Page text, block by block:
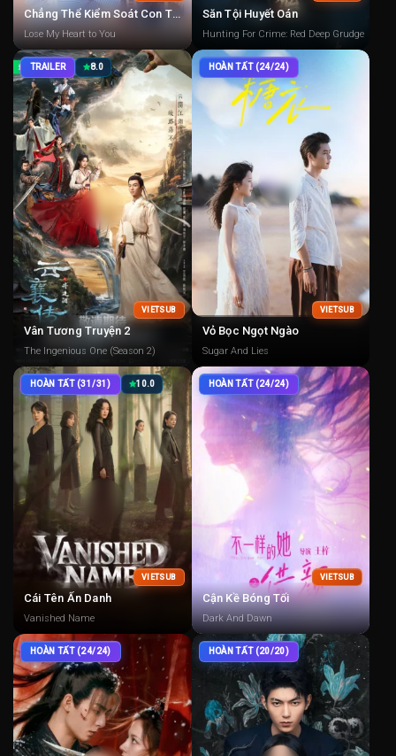
Lose My Heart to You
Săn Tội Huyết Oán
Hunting For Crime: Red Deep Grudge
TRAILER 8.0
VIETSUB
Vân Tương Truyện 2
The Ingenious One (Season 2)
HOÀN TẤT (24/24)
VIETSUB
Vỏ Bọc Ngọt Ngào
Sugar And Lies
HOÀN TẤT (31/31) 10.0
VIETSUB
Cái Tên Ẩn Danh
Vanished Name
HOÀN TẤT (24/24)
VIETSUB
Cận Kề Bóng Tối
Dark And Dawn
HOÀN TẤT (24/24) HOÀN TẤT (20/20)